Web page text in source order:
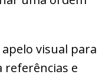
visual para
referências e